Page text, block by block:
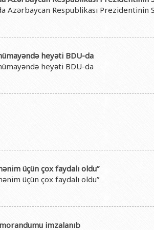
fakültəsi
fakültəsi
Elm və Təhsil Nazirliyinin Fizika
Elm və Təhsil Nazirliyinin Kimya
Elm və Təhsil Nazirliyinin
Azərbaycan Respublikası Prezidentinin
heyəti BDU-da
heyəti BDU-da
üçün çox faydalı oldu”
üçün çox faydalı oldu”
imzalanıb